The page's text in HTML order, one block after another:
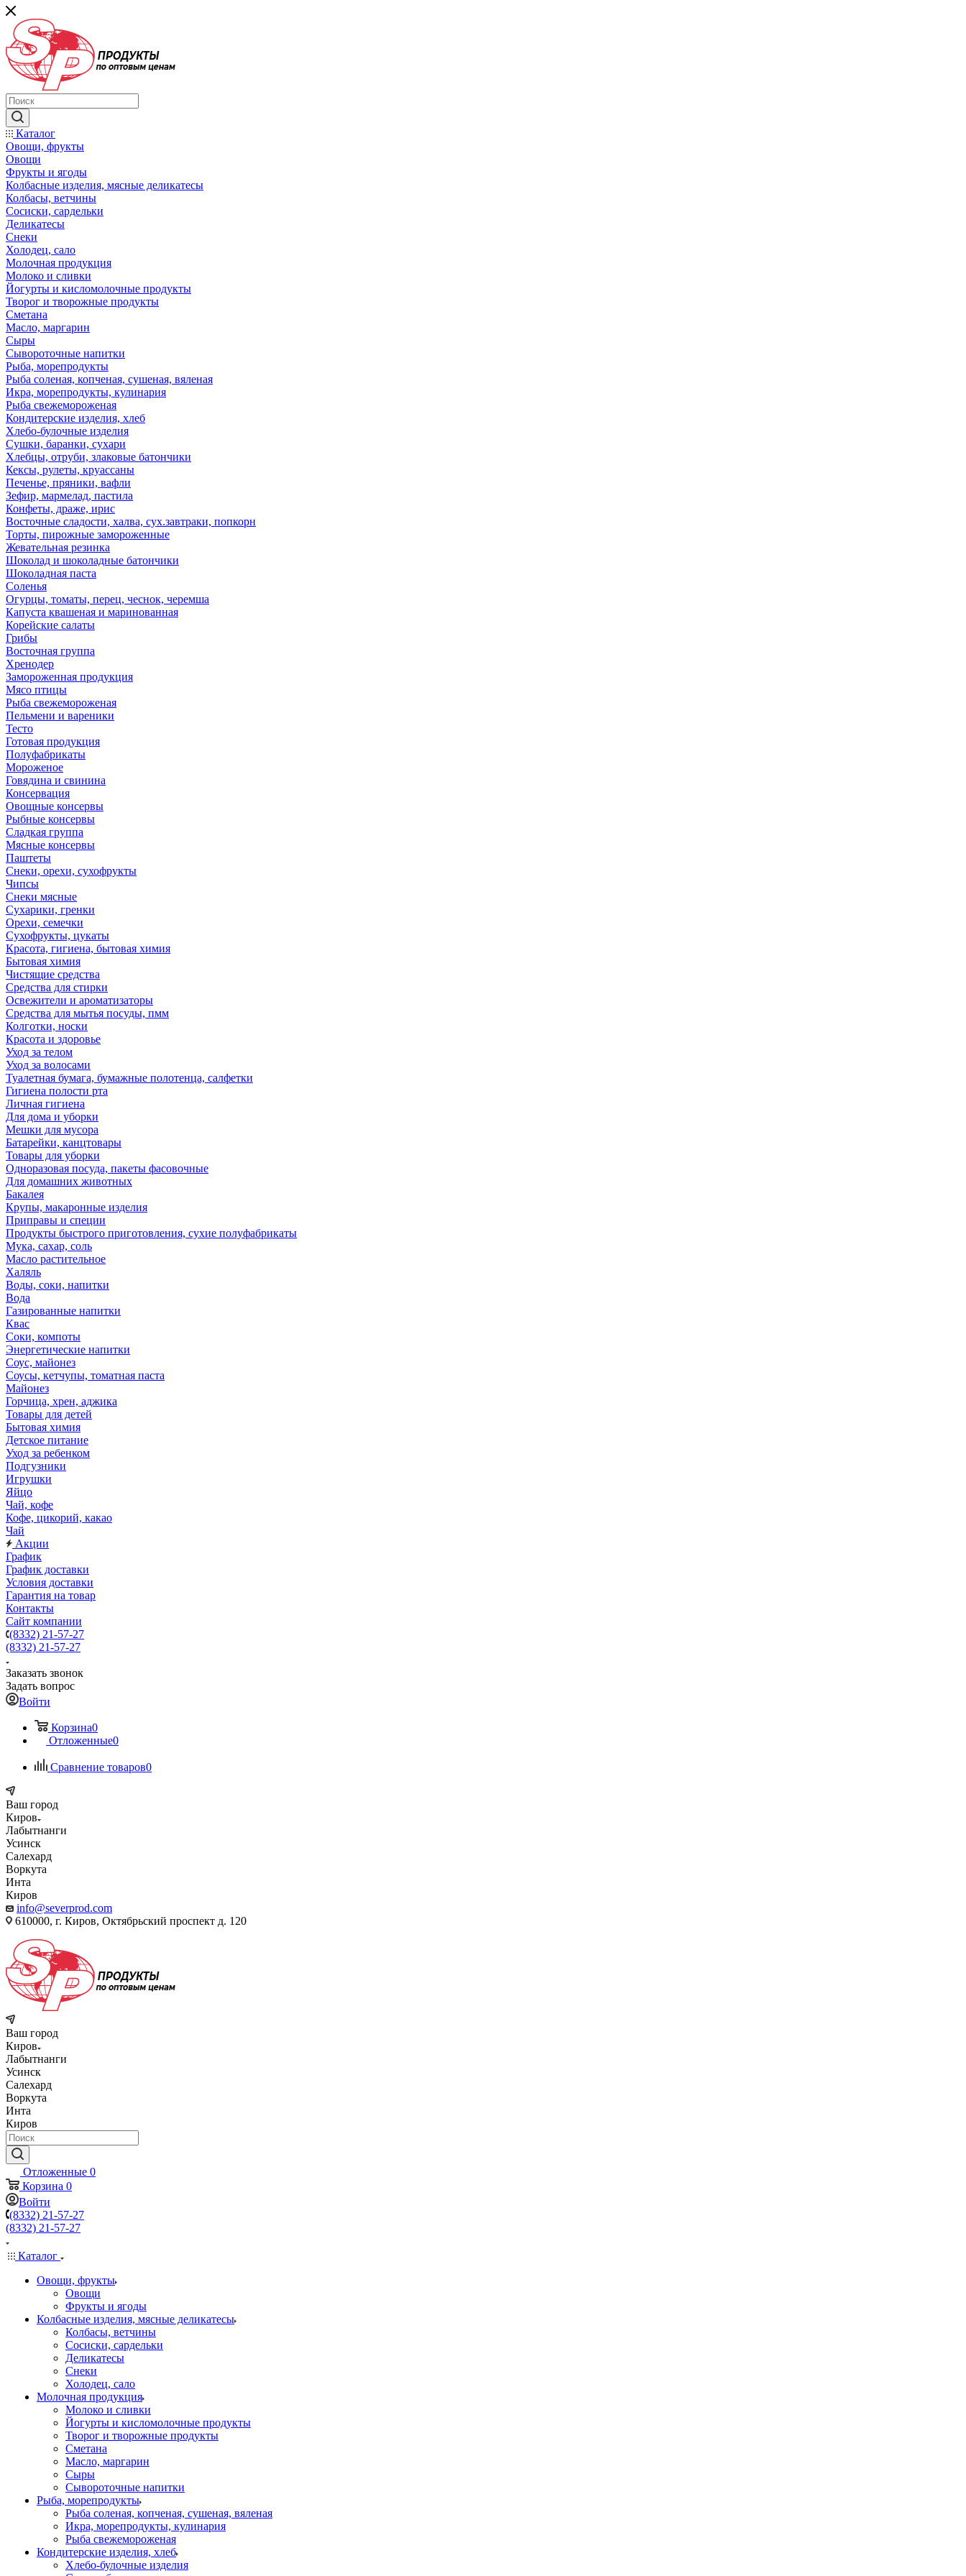
Каталог
Овощи, фрукты
Овощи
Фрукты и ягоды
Колбасные изделия, мясные деликатесы
Колбасы, ветчины
Сосиски, сардельки
Деликатесы
Снеки
Холодец, сало
Молочная продукция
Молоко и сливки
Йогурты и кисломолочные продукты
Творог и творожные продукты
Сметана
Масло, маргарин
Сыры
Сывороточные напитки
Рыба, морепродукты
Рыба соленая, копченая, сушеная, вяленая
Икра, морепродукты, кулинария
Рыба свежемороженая
Кондитерские изделия, хлеб
Хлебо-булочные изделия
Сушки, баранки, сухари
Хлебцы, отруби, злаковые батончики
Кексы, рулеты, круассаны
Печенье, пряники, вафли
Зефир, мармелад, пастила
Конфеты, драже, ирис
Восточные сладости, халва, сух.завтраки, попкорн
Торты, пирожные замороженные
Жевательная резинка
Шоколад и шоколадные батончики
Шоколадная паста
Соленья
Огурцы, томаты, перец, чеснок, черемша
Капуста квашеная и маринованная
Корейские салаты
Грибы
Восточная группа
Хренодер
Замороженная продукция
Мясо птицы
Рыба свежемороженая
Пельмени и вареники
Тесто
Готовая продукция
Полуфабрикаты
Мороженое
Говядина и свинина
Консервация
Овощные консервы
Рыбные консервы
Сладкая группа
Мясные консервы
Паштеты
Снеки, орехи, сухофрукты
Чипсы
Снеки мясные
Сухарики, гренки
Орехи, семечки
Сухофрукты, цукаты
Красота, гигиена, бытовая химия
Бытовая химия
Чистящие средства
Средства для стирки
Освежители и ароматизаторы
Средства для мытья посуды, пмм
Колготки, носки
Красота и здоровье
Уход за телом
Уход за волосами
Туалетная бумага, бумажные полотенца, салфетки
Гигиена полости рта
Личная гигиена
Для дома и уборки
Мешки для мусора
Батарейки, канцтовары
Товары для уборки
Одноразовая посуда, пакеты фасовочные
Для домашних животных
Бакалея
Крупы, макаронные изделия
Приправы и специи
Продукты быстрого приготовления, сухие полуфабрикаты
Мука, сахар, соль
Масло растительное
Халяль
Воды, соки, напитки
Вода
Газированные напитки
Квас
Соки, компоты
Энергетические напитки
Соус, майонез
Соусы, кетчупы, томатная паста
Майонез
Горчица, хрен, аджика
Товары для детей
Бытовая химия
Детское питание
Уход за ребенком
Подгузники
Игрушки
Яйцо
Чай, кофе
Кофе, цикорий, какао
Чай
Акции
График
График доставки
Условия доставки
Гарантия на товар
Контакты
Сайт компании
(8332) 21-57-27
(8332) 21-57-27
Заказать звонок
Задать вопрос
Войти
Корзина0
Отложенные0
Сравнение товаров0
Ваш город
Киров
Лабытнанги
Усинск
Салехард
Воркута
Инта
Киров
info@severprod.com
610000, г. Киров, Октябрьский проспект д. 120
Ваш город
Киров
Лабытнанги
Усинск
Салехард
Воркута
Инта
Киров
Отложенные 0
Корзина 0
Войти
(8332) 21-57-27
(8332) 21-57-27
Каталог
Овощи, фрукты
Овощи
Фрукты и ягоды
Колбасные изделия, мясные деликатесы
Колбасы, ветчины
Сосиски, сардельки
Деликатесы
Снеки
Холодец, сало
Молочная продукция
Молоко и сливки
Йогурты и кисломолочные продукты
Творог и творожные продукты
Сметана
Масло, маргарин
Сыры
Сывороточные напитки
Рыба, морепродукты
Рыба соленая, копченая, сушеная, вяленая
Икра, морепродукты, кулинария
Рыба свежемороженая
Кондитерские изделия, хлеб
Хлебо-булочные изделия